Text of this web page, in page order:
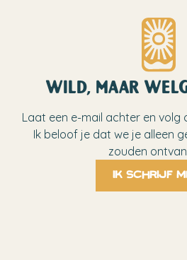
wild, maar
Laat een e-mail achter en volg
Ik beloof je dat we je alleen
zouden
Ik schrijf